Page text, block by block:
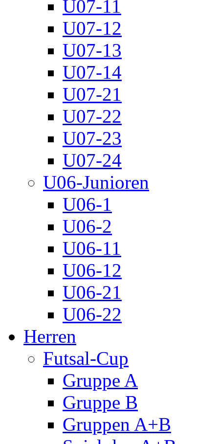
U07-11
U07-12
U07-13
U07-14
U07-21
U07-22
U07-23
U07-24
U06-Junioren
U06-1
U06-2
U06-11
U06-12
U06-21
U06-22
Herren
Futsal-Cup
Gruppe A
Gruppe B
Gruppen A+B